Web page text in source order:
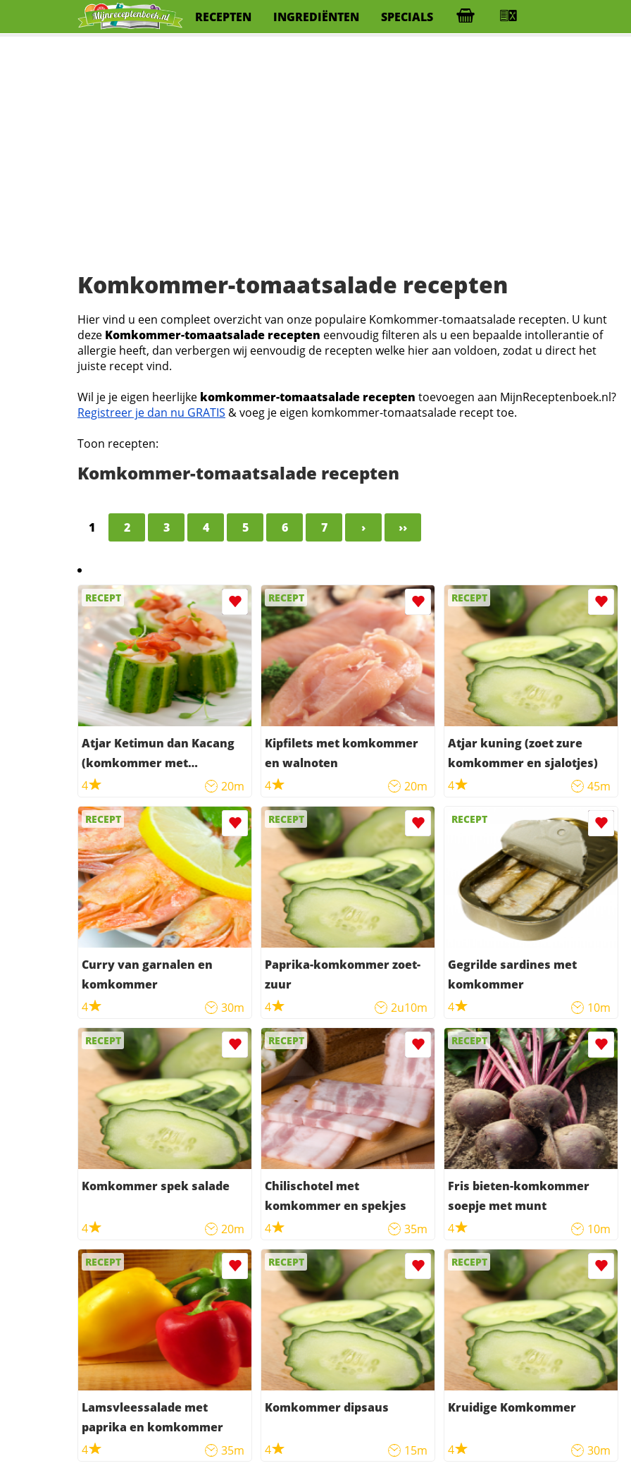
RECEPTEN INGREDIËNTEN SPECIALS
Komkommer-tomaatsalade recepten
Hier vind u een compleet overzicht van onze populaire Komkommer-tomaatsalade recepten. U kunt
deze Komkommer-tomaatsalade recepten eenvoudig filteren als u een bepaalde intollerantie of
allergie heeft, dan verbergen wij eenvoudig de recepten welke hier aan voldoen, zodat u direct het
juiste recept vind.
Wil je je eigen heerlijke komkommer-tomaatsalade recepten toevoegen aan MijnReceptenboek.nl?
Registreer je dan nu GRATIS & voeg je eigen komkommer-tomaatsalade recept toe.
Toon recepten:
Komkommer-tomaatsalade recepten
1 2 3 4 5 6 7 › ››
RECEPT
Atjar Ketimun dan Kacang
(komkommer met
pindaâ€™s op zuur)
4 20m
RECEPT
Kipfilets met komkommer
en walnoten
4
20m
RECEPT
Atjar kuning (zoet zure
komkommer en sjalotjes)
4
45m
RECEPT
Curry van garnalen en
komkommer
4
30m
RECEPT
Paprika-komkommer zoet-
zuur
4
2u10m
RECEPT
Gegrilde sardines met
komkommer
4
10m
RECEPT
Komkommer spek salade
4 20m
RECEPT
Chilischotel met
komkommer en spekjes
4
35m
RECEPT
Fris bieten-komkommer
soepje met munt
4
10m
RECEPT
Lamsvleessalade met
paprika en komkommer
4
35m
RECEPT
Komkommer dipsaus
4 15m
RECEPT
Kruidige Komkommer
4 30m